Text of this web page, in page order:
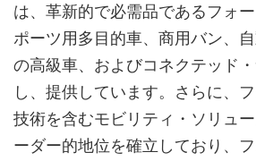
は、革新的で必需品であるフォ
ポーツ用多目的車、商用バン、
の高級車、およびコネクテッド
し、提供しています。さらに、
技術を含むモビリティ・ソリュ
ーダー的地位を確立しており、